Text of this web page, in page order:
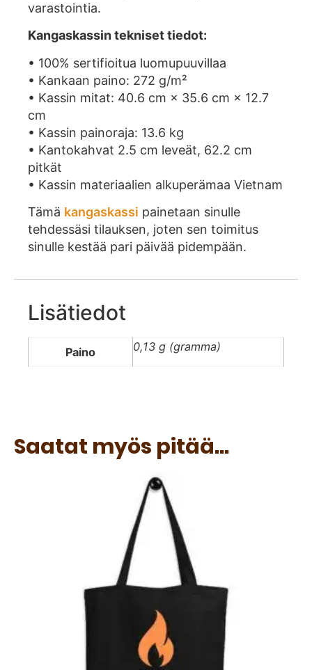
varastointia.
Kangaskassin tekniset tiedot:
• 100% sertifioitua luomupuuvillaa
• Kankaan paino: 272 g/m²
• Kassin mitat: 40.6 cm × 35.6 cm × 12.7
cm
• Kassin painoraja: 13.6 kg
• Kantokahvat 2.5 cm leveät, 62.2 cm
pitkät
• Kassin materiaalien alkuperämaa Vietnam
Tämä kangaskassi painetaan sinulle
tehdessäsi tilauksen, joten sen toimitus
sinulle kestää pari päivää pidempään.
Lisätiedot
Paino 0,13 g (gramma)
Saatat myös pitää...